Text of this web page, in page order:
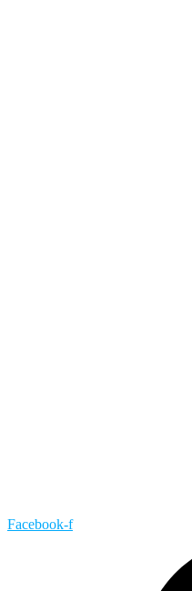
Facebook-f